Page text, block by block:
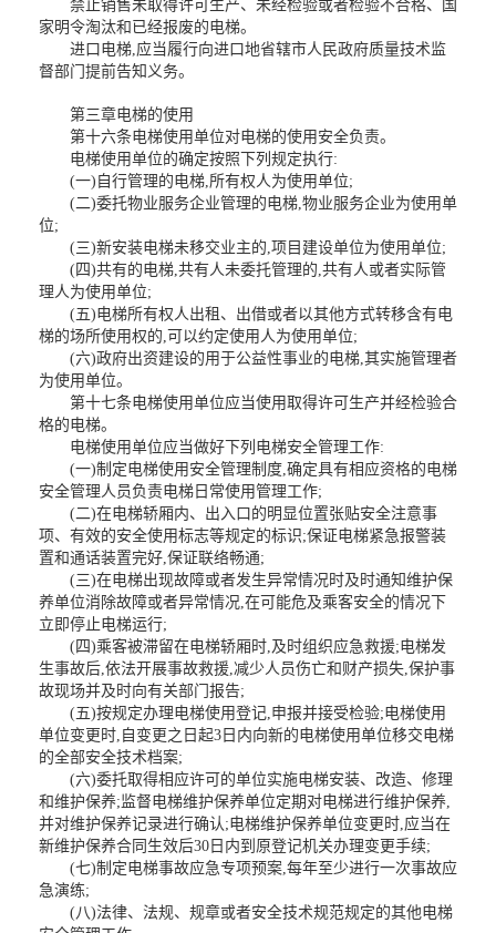
禁止销售未取得许可生产、未经检验或者检验不合格、国
家明令淘汰和已经报废的电梯。
进口电梯,应当履行向进口地省辖市人民政府质量技术监
督部门提前告知义务。
第三章电梯的使用
第十六条电梯使用单位对电梯的使用安全负责。
电梯使用单位的确定按照下列规定执行:
(一)自行管理的电梯,所有权人为使用单位;
(二)委托物业服务企业管理的电梯,物业服务企业为使用单
位;
(三)新安装电梯未移交业主的,项目建设单位为使用单位;
(四)共有的电梯,共有人未委托管理的,共有人或者实际管
理人为使用单位;
(五)电梯所有权人出租、出借或者以其他方式转移含有电
梯的场所使用权的,可以约定使用人为使用单位;
(六)政府出资建设的用于公益性事业的电梯,其实施管理者
为使用单位。
第十七条电梯使用单位应当使用取得许可生产并经检验合
格的电梯。
电梯使用单位应当做好下列电梯安全管理工作:
(一)制定电梯使用安全管理制度,确定具有相应资格的电梯
安全管理人员负责电梯日常使用管理工作;
(二)在电梯轿厢内、出入口的明显位置张贴安全注意事
项、有效的安全使用标志等规定的标识;保证电梯紧急报警装
置和通话装置完好,保证联络畅通;
(三)在电梯出现故障或者发生异常情况时及时通知维护保
养单位消除故障或者异常情况,在可能危及乘客安全的情况下
立即停止电梯运行;
(四)乘客被滞留在电梯轿厢时,及时组织应急救援;电梯发
生事故后,依法开展事故救援,减少人员伤亡和财产损失,保护事
故现场并及时向有关部门报告;
(五)按规定办理电梯使用登记,申报并接受检验;电梯使用
单位变更时,自变更之日起3日内向新的电梯使用单位移交电梯
的全部安全技术档案;
(六)委托取得相应许可的单位实施电梯安装、改造、修理
和维护保养;监督电梯维护保养单位定期对电梯进行维护保养,
并对维护保养记录进行确认;电梯维护保养单位变更时,应当在
新维护保养合同生效后30日内到原登记机关办理变更手续;
(七)制定电梯事故应急专项预案,每年至少进行一次事故应
急演练;
(八)法律、法规、规章或者安全技术规范规定的其他电梯